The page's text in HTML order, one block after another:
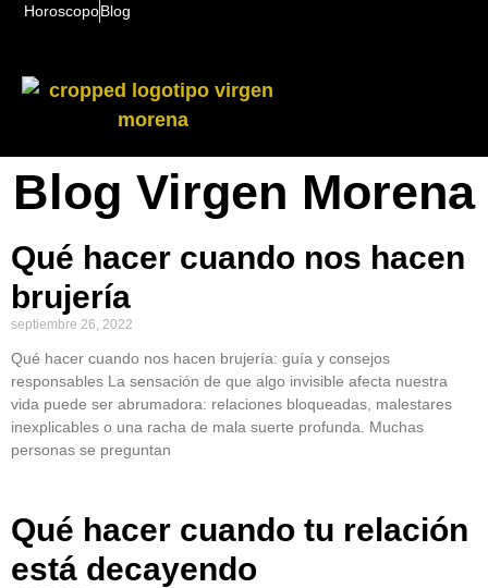
HoroscopoBlog
Blog Virgen Morena
Qué hacer cuando nos hacen
brujería
septiembre 26, 2022
Qué hacer cuando nos hacen brujería: guía y consejos
responsables La sensación de que algo invisible afecta nuestra
vida puede ser abrumadora: relaciones bloqueadas, malestares
inexplicables o una racha de mala suerte profunda. Muchas
personas se preguntan
Qué hacer cuando tu relación
está decayendo